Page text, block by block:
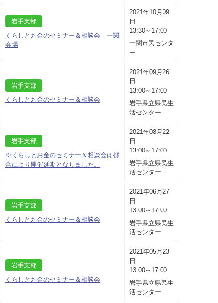
岩手支部
くらしとお金のセミナー＆相談会 一関
会場
2021年10月09
日
13:30～17:00
一関市民センタ
ー
岩手支部
くらしとお金のセミナー＆相談会
2021年09月26
日
13:00～17:00
岩手県立県民生
活センター
岩手支部
※くらしとお金のセミナー＆相談会は都
合により開催延期となりました。
2021年08月22
日
13:00～17:00
岩手県立県民生
活センター
岩手支部
くらしとお金のセミナー＆相談会
2021年06月27
日
13:00～17:00
岩手県立県民生
活センター
岩手支部
くらしとお金のセミナー＆相談会
2021年05月23
日
13:00～17:00
岩手県立県民生
活センター